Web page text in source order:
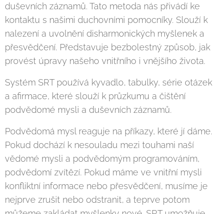
duševních záznamů. Tato metoda nás přivádí ke
kontaktu s našimi duchovními pomocníky. Slouží k
nalezení a uvolnění disharmonických myšlenek a
přesvědčení. Představuje bezbolestný způsob, jak
provést úpravy našeho vnitřního i vnějšího života.
Systém SRT používá kyvadlo, tabulky, série otázek
a afirmace, které slouží k průzkumu a čištění
podvědomé mysli a duševních záznamů.
Podvědomá mysl reaguje na příkazy, které jí dáme.
Pokud dochází k nesouladu mezi touhami naší
vědomé mysli a podvědomým programováním,
podvědomí zvítězí. Pokud máme ve vnitřní mysli
konfliktní informace nebo přesvědčení, musíme je
nejprve zrušit nebo odstranit, a teprve potom